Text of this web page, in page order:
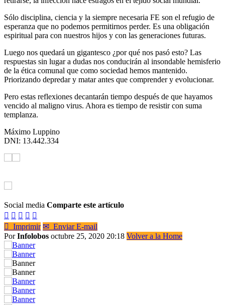
Sólo disciplina, ciencia y la siempre necesaria FE son el refugio de
esperanza que no podemos permitirnos perder. Es una obligación
espiritual para con nuestros hijos y con las generaciones futuras.
Luego nos quedará un gigantesco ¿por qué nos pasó esto? Las
respuestas sin lugar a dudas nos conducirán al insondable hemisferio
de la ética comunal que como sociedad hemos mantenido.
Priorizando depredar y matar antes que comprender y evolucionar.
Pero estas reflexiones decantarán tiempo después de que hayamos
vencido al maligno virus. Ahora es tiempo de resistir con suma
templanza.
Máximo Luppino
DNI: 13.442.334
Social media Comparte este artículo
    
 Imprimir ✉ Enviar E-mail
PorInfolobos octubre 25, 2020 20:18 Volver a la Home